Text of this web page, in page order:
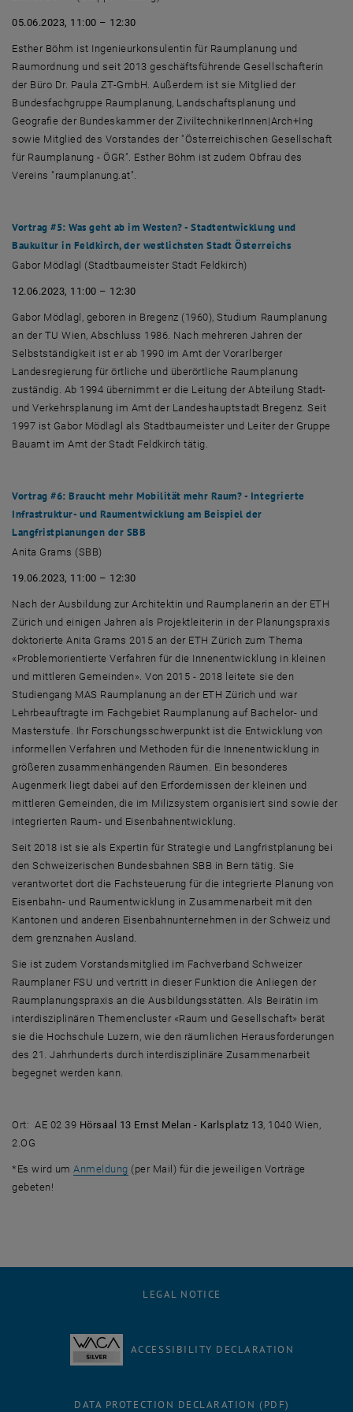
05.06.2023, 11:00 – 12:30
Esther Böhm ist Ingenieurkonsulentin für Raumplanung und
Raumordnung und seit 2013 geschäftsführende Gesellschafterin
der Büro Dr. Paula ZT-GmbH. Außerdem ist sie Mitglied der
Bundesfachgruppe Raumplanung, Landschaftsplanung und
Geografie der Bundeskammer der ZiviltechnikerInnen|Arch+Ing
sowie Mitglied des Vorstandes der "Österreichischen Gesellschaft
für Raumplanung - ÖGR". Esther Böhm ist zudem Obfrau des
Vereins "raumplanung.at".
Vortrag #5: Was geht ab im Westen? - Stadtentwicklung und
Baukultur in Feldkirch, der westlichsten Stadt Österreichs
Gabor Mödlagl (Stadtbaumeister Stadt Feldkirch)
12.06.2023, 11:00 – 12:30
Gabor Mödlagl, geboren in Bregenz (1960), Studium Raumplanung
an der TU Wien, Abschluss 1986. Nach mehreren Jahren der
Selbstständigkeit ist er ab 1990 im Amt der Vorarlberger
Landesregierung für örtliche und überörtliche Raumplanung
zuständig. Ab 1994 übernimmt er die Leitung der Abteilung Stadt-
und Verkehrsplanung im Amt der Landeshauptstadt Bregenz. Seit
1997 ist Gabor Mödlagl als Stadtbaumeister und Leiter der Gruppe
Bauamt im Amt der Stadt Feldkirch tätig.
Vortrag #6: Braucht mehr Mobilität mehr Raum? - Integrierte
Infrastruktur- und Raumentwicklung am Beispiel der
Langfristplanungen der SBB
Anita Grams (SBB)
19.06.2023, 11:00 – 12:30
Nach der Ausbildung zur Architektin und Raumplanerin an der ETH
Zürich und einigen Jahren als Projektleiterin in der Planungspraxis
doktorierte Anita Grams 2015 an der ETH Zürich zum Thema
«Problemorientierte Verfahren für die Innenentwicklung in kleinen
und mittleren Gemeinden». Von 2015 - 2018 leitete sie den
Studiengang MAS Raumplanung an der ETH Zürich und war
Lehrbeauftragte im Fachgebiet Raumplanung auf Bachelor- und
Masterstufe. Ihr Forschungsschwerpunkt ist die Entwicklung von
informellen Verfahren und Methoden für die Innenentwicklung in
größeren zusammenhängenden Räumen. Ein besonderes
Augenmerk liegt dabei auf den Erfordernissen der kleinen und
mittleren Gemeinden, die im Milizsystem organisiert sind sowie der
integrierten Raum- und Eisenbahnentwicklung.
Seit 2018 ist sie als Expertin für Strategie und Langfristplanung bei
den Schweizerischen Bundesbahnen SBB in Bern tätig. Sie
verantwortet dort die Fachsteuerung für die integrierte Planung von
Eisenbahn- und Raumentwicklung in Zusammenarbeit mit den
Kantonen und anderen Eisenbahnunternehmen in der Schweiz und
dem grenznahen Ausland.
Sie ist zudem Vorstandsmitglied im Fachverband Schweizer
Raumplaner FSU und vertritt in dieser Funktion die Anliegen der
Raumplanungspraxis an die Ausbildungsstätten. Als Beirätin im
interdisziplinären Themencluster «Raum und Gesellschaft» berät
sie die Hochschule Luzern, wie den räumlichen Herausforderungen
des 21. Jahrhunderts durch interdisziplinäre Zusammenarbeit
begegnet werden kann.
Ort: AE 02 39 Hörsaal 13 Ernst Melan - Karlsplatz 13 , 1040 Wien,
2.OG
*Es wird umAnmeldung (per Mail) für die jeweiligen Vorträge
gebeten!
LEGAL NOTICE
ACCESSIBILITY DECLARATION
DATA PROTECTION DECLARATION (PDF)